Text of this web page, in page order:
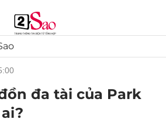
đa tài của Park